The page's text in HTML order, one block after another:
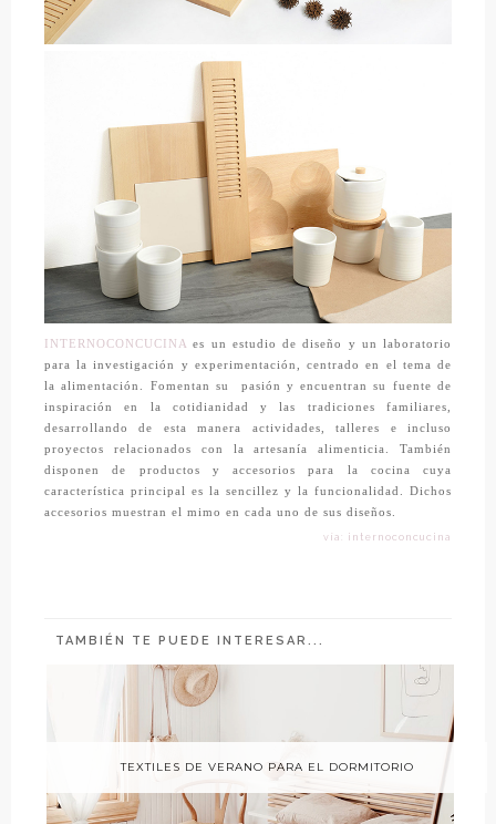
INTERNOCONCUCINA es un estudio de diseño y un laboratorio
para la investigación y experimentación, centrado en el tema de
la alimentación. Fomentan su
pasión y encuentran su fuente de
inspiración en la cotidianidad y las tradiciones familiares,
desarrollando de esta manera actividades, talleres e incluso
proyectos relacionados con la artesanía alimenticia. También
disponen de productos y accesorios para la cocina cuya
característica principal es la sencillez y la funcionalidad. Dichos
accesorios muestran el mimo en cada uno de sus diseños.
vía: internoconcucina
TAMBIÉN TE PUEDE INTERESAR...
TEXTILES DE VERANO PARA EL DORMITORIO